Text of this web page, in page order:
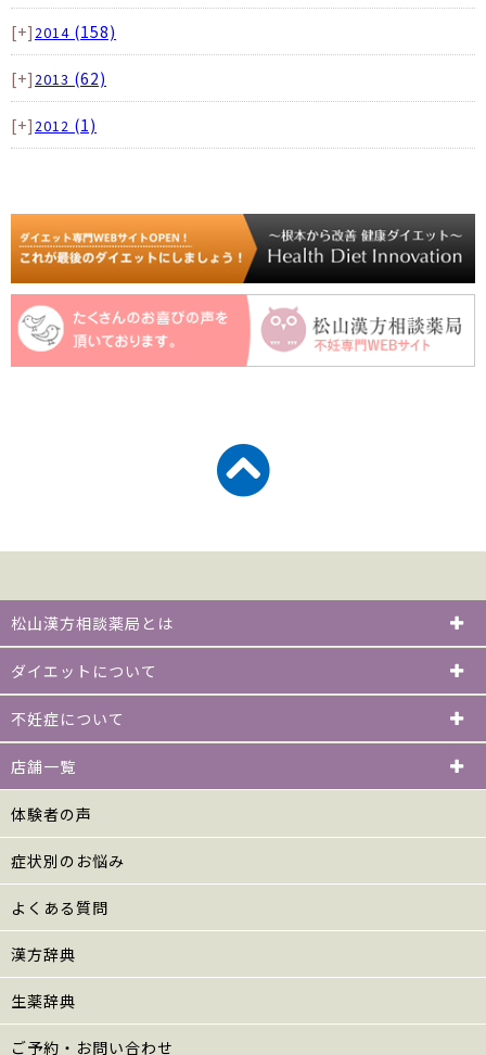
[+] 2014 (158)
[+] 2013 (62)
[+] 2012 (1)
松山漢方相談薬局とは
ダイエットについて
不妊症について
店舗一覧
体験者の声
症状別のお悩み
よくある質問
漢方辞典
生薬辞典
ご予約・お問い合わせ